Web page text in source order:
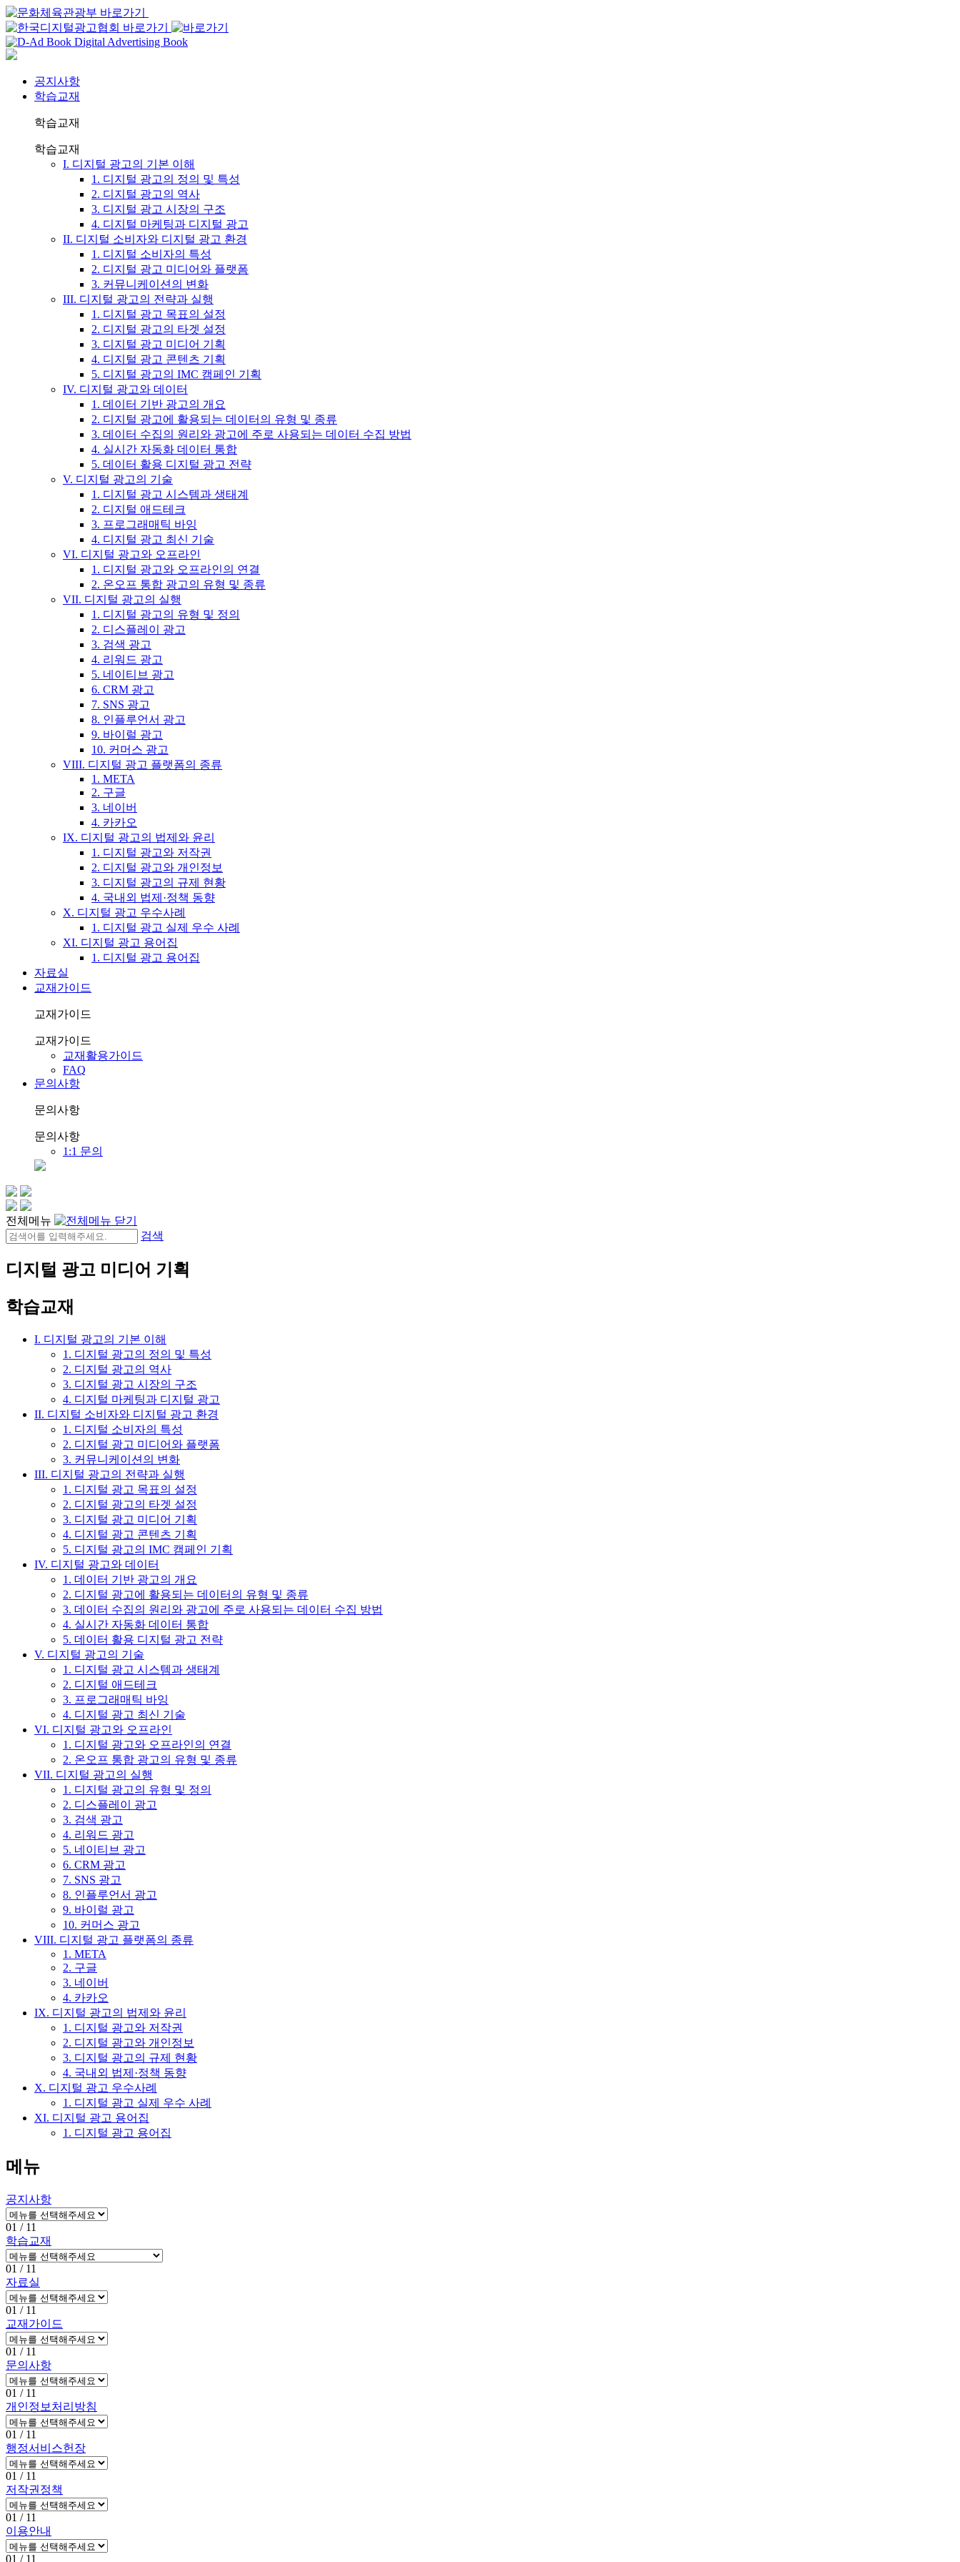
공지사항
학습교재
학습교재
학습교재
I. 디지털 광고의 기본 이해
1. 디지털 광고의 정의 및 특성
2. 디지털 광고의 역사
3. 디지털 광고 시장의 구조
4. 디지털 마케팅과 디지털 광고
II. 디지털 소비자와 디지털 광고 환경
1. 디지털 소비자의 특성
2. 디지털 광고 미디어와 플랫폼
3. 커뮤니케이션의 변화
III. 디지털 광고의 전략과 실행
1. 디지털 광고 목표의 설정
2. 디지털 광고의 타겟 설정
3. 디지털 광고 미디어 기획
4. 디지털 광고 콘텐츠 기획
5. 디지털 광고의 IMC 캠페인 기획
IV. 디지털 광고와 데이터
1. 데이터 기반 광고의 개요
2. 디지털 광고에 활용되는 데이터의 유형 및 종류
3. 데이터 수집의 원리와 광고에 주로 사용되는 데이터 수집 방법
4. 실시간 자동화 데이터 통합
5. 데이터 활용 디지털 광고 전략
V. 디지털 광고의 기술
1. 디지털 광고 시스템과 생태계
2. 디지털 애드테크
3. 프로그래매틱 바잉
4. 디지털 광고 최신 기술
VI. 디지털 광고와 오프라인
1. 디지털 광고와 오프라인의 연결
2. 온오프 통합 광고의 유형 및 종류
VII. 디지털 광고의 실행
1. 디지털 광고의 유형 및 정의
2. 디스플레이 광고
3. 검색 광고
4. 리워드 광고
5. 네이티브 광고
6. CRM 광고
7. SNS 광고
8. 인플루언서 광고
9. 바이럴 광고
10. 커머스 광고
VIII. 디지털 광고 플랫폼의 종류
1. META
2. 구글
3. 네이버
4. 카카오
IX. 디지털 광고의 법제와 윤리
1. 디지털 광고와 저작권
2. 디지털 광고와 개인정보
3. 디지털 광고의 규제 현황
4. 국내외 법제·정책 동향
X. 디지털 광고 우수사례
1. 디지털 광고 실제 우수 사례
XI. 디지털 광고 용어집
1. 디지털 광고 용어집
자료실
교재가이드
교재가이드
교재가이드
교재활용가이드
FAQ
문의사항
문의사항
문의사항
1:1 문의
전체메뉴
검색
디지털 광고 미디어 기획
학습교재
I. 디지털 광고의 기본 이해
1. 디지털 광고의 정의 및 특성
2. 디지털 광고의 역사
3. 디지털 광고 시장의 구조
4. 디지털 마케팅과 디지털 광고
II. 디지털 소비자와 디지털 광고 환경
1. 디지털 소비자의 특성
2. 디지털 광고 미디어와 플랫폼
3. 커뮤니케이션의 변화
III. 디지털 광고의 전략과 실행
1. 디지털 광고 목표의 설정
2. 디지털 광고의 타겟 설정
3. 디지털 광고 미디어 기획
4. 디지털 광고 콘텐츠 기획
5. 디지털 광고의 IMC 캠페인 기획
IV. 디지털 광고와 데이터
1. 데이터 기반 광고의 개요
2. 디지털 광고에 활용되는 데이터의 유형 및 종류
3. 데이터 수집의 원리와 광고에 주로 사용되는 데이터 수집 방법
4. 실시간 자동화 데이터 통합
5. 데이터 활용 디지털 광고 전략
V. 디지털 광고의 기술
1. 디지털 광고 시스템과 생태계
2. 디지털 애드테크
3. 프로그래매틱 바잉
4. 디지털 광고 최신 기술
VI. 디지털 광고와 오프라인
1. 디지털 광고와 오프라인의 연결
2. 온오프 통합 광고의 유형 및 종류
VII. 디지털 광고의 실행
1. 디지털 광고의 유형 및 정의
2. 디스플레이 광고
3. 검색 광고
4. 리워드 광고
5. 네이티브 광고
6. CRM 광고
7. SNS 광고
8. 인플루언서 광고
9. 바이럴 광고
10. 커머스 광고
VIII. 디지털 광고 플랫폼의 종류
1. META
2. 구글
3. 네이버
4. 카카오
IX. 디지털 광고의 법제와 윤리
1. 디지털 광고와 저작권
2. 디지털 광고와 개인정보
3. 디지털 광고의 규제 현황
4. 국내외 법제·정책 동향
X. 디지털 광고 우수사례
1. 디지털 광고 실제 우수 사례
XI. 디지털 광고 용어집
1. 디지털 광고 용어집
메뉴
공지사항
01 / 11
학습교재
01 / 11
자료실
01 / 11
교재가이드
01 / 11
문의사항
01 / 11
개인정보처리방침
01 / 11
행정서비스헌장
01 / 11
저작권정책
01 / 11
이용안내
01 / 11